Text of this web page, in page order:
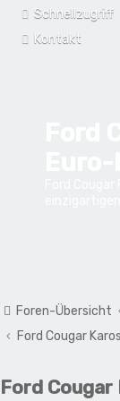
Schnellzugriff
Kontakt
Foren-Übersicht
Ford Cougar
Ford